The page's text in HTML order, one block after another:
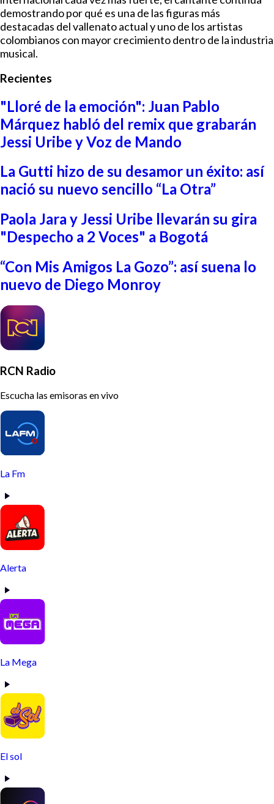
demostrando por qué es una de las figuras más
destacadas del vallenato actual y uno de los artistas
colombianos con mayor crecimiento dentro de la industria
musical.
Recientes
"Lloré de la emoción": Juan Pablo
Márquez habló del remix que grabarán
Jessi Uribe y Voz de Mando
La Gutti hizo de su desamor un éxito: así
nació su nuevo sencillo “La Otra”
Paola Jara y Jessi Uribe llevarán su gira
"Despecho a 2 Voces" a Bogotá
“Con Mis Amigos La Gozo”: así suena lo
nuevo de Diego Monroy
RCN Radio
Escucha las emisoras en vivo
La Fm
Alerta
La Mega
El sol